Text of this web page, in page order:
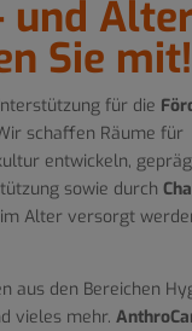
und
Sie mit!
für die
schaffen Räume für
entwickeln,
sowie durch
Alter versorgt
aus den Bereichen
vieles mehr.